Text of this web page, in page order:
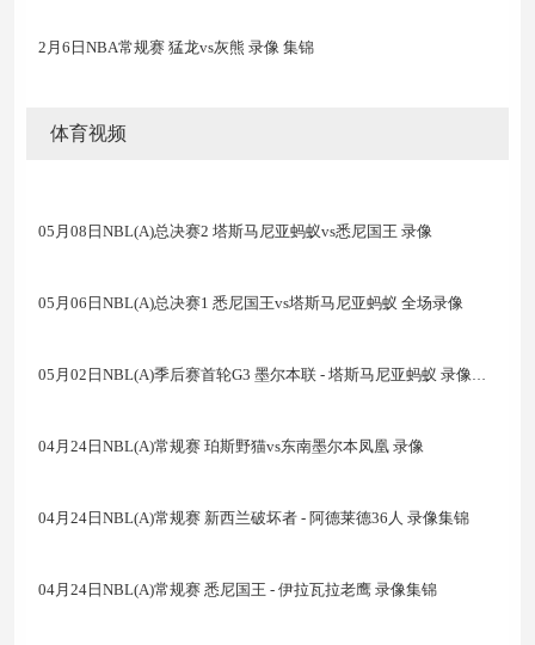
2月6日NBA常规赛 猛龙vs灰熊 录像 集锦
体育视频
05月08日NBL(A)总决赛2 塔斯马尼亚蚂蚁vs悉尼国王 录像
05月06日NBL(A)总决赛1 悉尼国王vs塔斯马尼亚蚂蚁 全场录像
05月02日NBL(A)季后赛首轮G3 墨尔本联 - 塔斯马尼亚蚂蚁 录像集锦
04月24日NBL(A)常规赛 珀斯野猫vs东南墨尔本凤凰 录像
04月24日NBL(A)常规赛 新西兰破坏者 - 阿德莱德36人 录像集锦
04月24日NBL(A)常规赛 悉尼国王 - 伊拉瓦拉老鹰 录像集锦